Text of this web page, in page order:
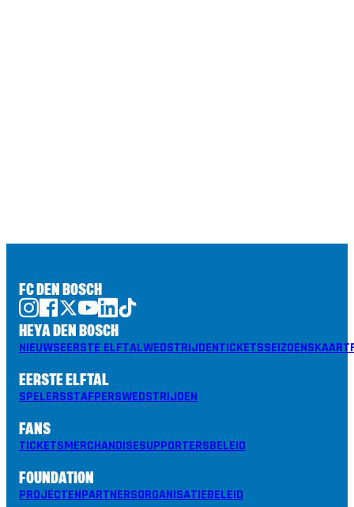
FC DEN BOSCH
HEYA DEN BOSCH
NIEUWSEERSTE ELFTALWEDSTRIJDENTICKETSSEIZOENSKAART
EERSTE ELFTAL
SPELERSSTAFPERSWEDSTRIJDEN
FANS
TICKETSMERCHANDISESUPPORTERSBELEID
FOUNDATION
PROJECTENPARTNERSORGANISATIEBELEID